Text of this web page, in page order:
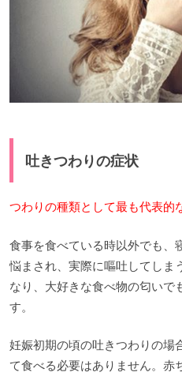
吐きつわりの症状
つわりの種類として最も代表的
食事を食べている時以外でも、
悩まされ、実際に嘔吐してしま
なり、大好きな食べ物の匂いで
す。
妊娠初期の頃の吐きつわりの場
て食べる必要はありません。赤